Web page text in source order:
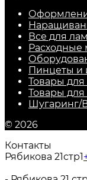
Все для
Расходные
Пинцеты и
Товары
Товары
Шугаринг/
© 2026
Контакты
Рябикова 21стр1